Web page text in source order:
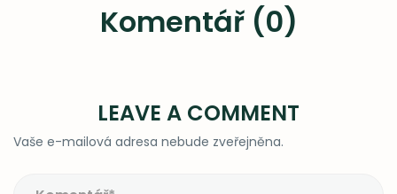
Komentář (0)
LEAVE A COMMENT
Vaše e-mailová adresa nebude zveřejněna.